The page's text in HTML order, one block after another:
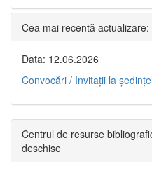
Cea mai recentă actualizare:
Data: 12.06.2026
Convocări / Invitaţii la
Centrul de resurse
deschise